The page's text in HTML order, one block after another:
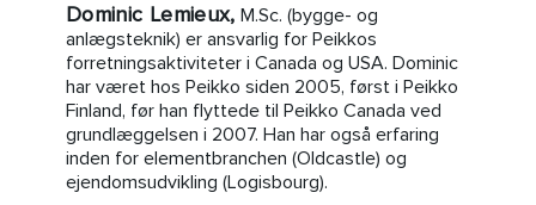
Dominic Lemieux, M.Sc. (bygge- og
anlægsteknik) er ansvarlig for Peikkos
forretningsaktiviteter i Canada og USA. Dominic
har været hos Peikko siden 2005, først i Peikko
Finland, før han flyttede til Peikko Canada ved
grundlæggelsen i 2007. Han har også erfaring
inden for elementbranchen (Oldcastle) og
ejendomsudvikling (Logisbourg).